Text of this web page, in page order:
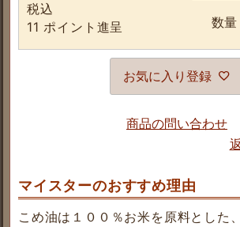
税込
11 ポイント進呈
お気に入り登録
商品の問い合わせ
マイスターのおすすめ理由
こめ油は１００％お米を原料とした